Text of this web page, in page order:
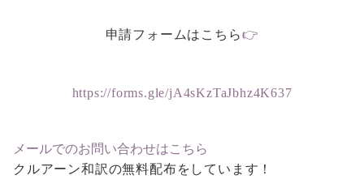
申請フォームはこちら👉
https://forms.gle/jA4sKzTaJbhz4K637
メールでのお問い合わせはこちら
クルアーン和訳の無料配布をしています！